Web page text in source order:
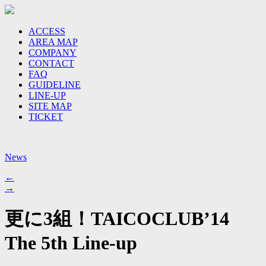
ACCESS
AREA MAP
COMPANY
CONTACT
FAQ
GUIDELINE
LINE-UP
SITE MAP
TICKET
News
←
→
更に3組！TAICOCLUB’14
The 5th Line-up